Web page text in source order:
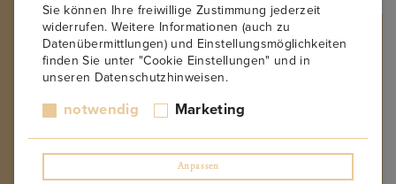
REGION
Niederösterreich
Thermenregion
Burgenland
Wien
Ahr
Sie können Ihre freiwillige Zustimmung jederzeit
widerrufen. Weitere Informationen (auch zu
Datenübermittlungen) und Einstellungsmöglichkeiten
finden Sie unter "Cookie Einstellungen" und in
unseren Datenschutzhinweisen.
notwendig Marketing
Anpassen